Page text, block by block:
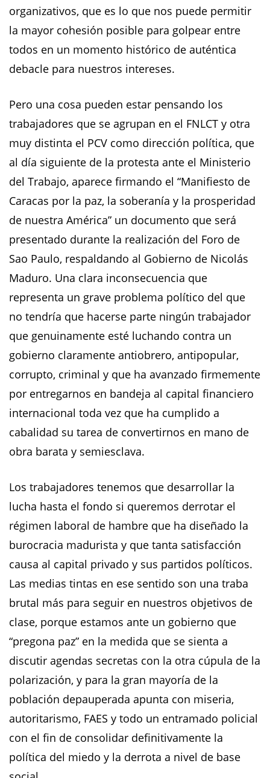
organizativos, que es lo que nos puede permitir
la mayor cohesión posible para golpear entre
todos en un momento histórico de auténtica
debacle para nuestros intereses.
Pero una cosa pueden estar pensando los
trabajadores que se agrupan en el FNLCT y otra
muy distinta el PCV como dirección política, que
al día siguiente de la protesta ante el Ministerio
del Trabajo, aparece firmando el “Manifiesto de
Caracas por la paz, la soberanía y la prosperidad
de nuestra América” un documento que será
presentado durante la realización del Foro de
Sao Paulo, respaldando al Gobierno de Nicolás
Maduro. Una clara inconsecuencia que
representa un grave problema político del que
no tendría que hacerse parte ningún trabajador
que genuinamente esté luchando contra un
gobierno claramente antiobrero, antipopular,
corrupto, criminal y que ha avanzado firmemente
por entregarnos en bandeja al capital financiero
internacional toda vez que ha cumplido a
cabalidad su tarea de convertirnos en mano de
obra barata y semiesclava.
Los trabajadores tenemos que desarrollar la
lucha hasta el fondo si queremos derrotar el
régimen laboral de hambre que ha diseñado la
burocracia madurista y que tanta satisfacción
causa al capital privado y sus partidos políticos.
Las medias tintas en ese sentido son una traba
brutal más para seguir en nuestros objetivos de
clase, porque estamos ante un gobierno que
“pregona paz” en la medida que se sienta a
discutir agendas secretas con la otra cúpula de la
polarización, y para la gran mayoría de la
población depauperada apunta con miseria,
autoritarismo, FAES y todo un entramado policial
con el fin de consolidar definitivamente la
política del miedo y la derrota a nivel de base